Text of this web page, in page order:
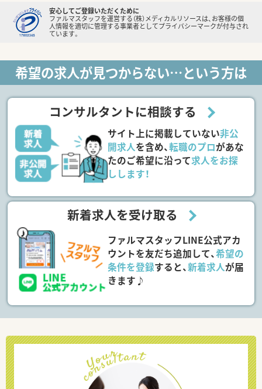
安心してご登録いただくために
ファルマスタッフを運営する（株）メディカルリソースは、お客様の個
人情報を適切に管理する事業者としてプライバシーマークが付与され
ています。
希望の求人が見つからない…という方は
コンサルタントに相談する
サイト上に掲載していない非公
開求人を含め、転職のプロがあな
たのご希望に沿って求人をお探
しします！
新着求人を受け取る
ファルマスタッフLINE公式アカ
ウントを友だち追加して、希望の
条件を登録すると、新着求人が届
きます♪